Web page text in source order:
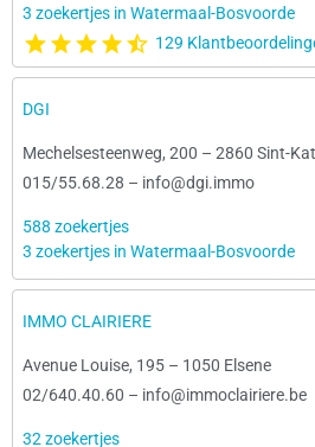
3 zoekertjes in Watermaal-Bosvoorde
129
DGI
Mechelsesteenweg, 200 – 2860 Sint-
015/55.68.28 – info@dgi.immo
588 zoekertjes
3 zoekertjes in Watermaal-Bosvoorde
IMMO CLAIRIERE
Avenue Louise, 195 – 1050 Elsene
02/640.40.60 – info@immoclairiere.be
32 zoekertjes